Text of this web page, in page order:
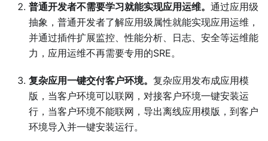
普通开发者不需要学习就能实现应用运维。 通过应用级
抽象，普通开发者了解应用级属性就能实现应用运维，
并通过插件扩展监控、性能分析、日志、安全等运维能
力，应用运维不再需要专用的SRE。
复杂应用一键交付客户环境。 复杂应用发布成应用模
版，当客户环境可以联网，对接客户环境一键安装运
行，当客户环境不能联网，导出离线应用模版，到客户
环境导入并一键安装运行。